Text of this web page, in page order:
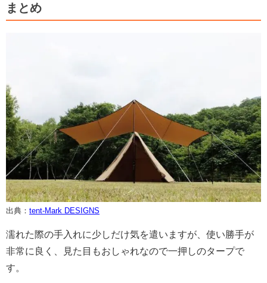
まとめ
出典： tent-Mark DESIGNS
濡れた際の手入れに少しだけ気を遣いますが、使い勝手が
非常に良く、見た目もおしゃれなので一押しのタープで
す。